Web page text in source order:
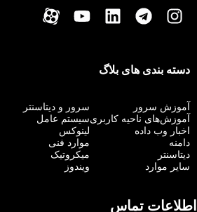
دسته بندی های بلاگ
آموزش سرور
آموزش‌های ناحیه کاربری
اخبار وب داده
دامنه
دیتاسنتر
سایر موارد
سرور و دیتاسنتر
سیستم عامل
لینوکس
موارد فنی
میکروتیک
ویندوز
اطلاعات تماس